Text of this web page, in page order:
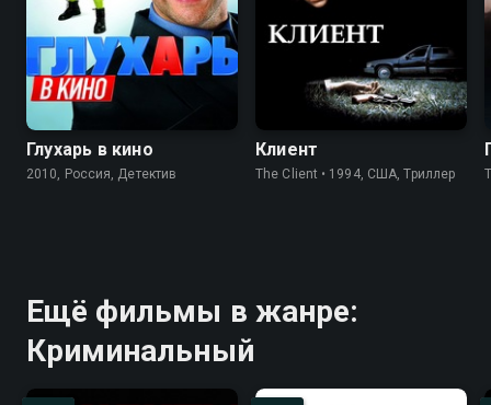
Глухарь в кино
2010, Россия, Детектив
Клиент
The Client • 1994, США, Триллер
Ещё фильмы в жанре:
Криминальный